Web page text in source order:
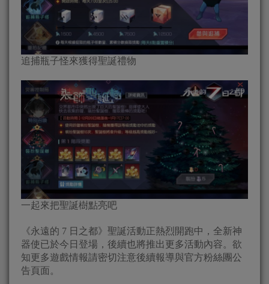
追捕瓶子怪來獲得聖誕禮物
一起來把聖誕樹點亮吧
《永遠的 7 日之都》聖誕活動正熱烈開跑中，全新神
器使已於今日登場，後續也將推出更多活動內容。欲
知更多遊戲情報請密切注意後續報導與官方粉絲團公
告頁面。